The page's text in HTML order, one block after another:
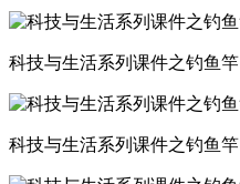
科技与生活系列课件之钓鱼竿
科技与生活系列课件之钓鱼竿